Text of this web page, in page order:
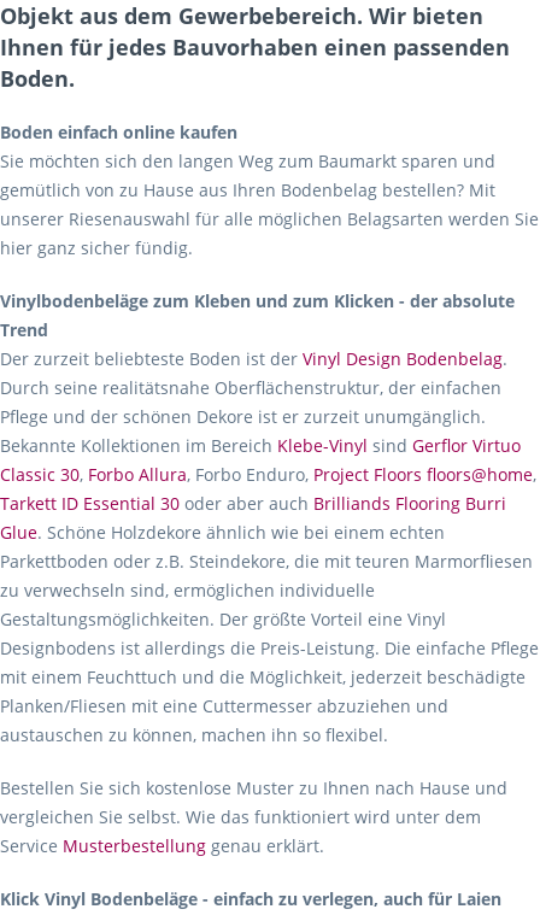
Objekt aus dem Gewerbebereich. Wir bieten
Ihnen für jedes Bauvorhaben einen passenden
Boden.
Boden einfach online kaufen
Sie möchten sich den langen Weg zum Baumarkt sparen und
gemütlich von zu Hause aus Ihren Bodenbelag bestellen? Mit
unserer Riesenauswahl für alle möglichen Belagsarten werden Sie
hier ganz sicher fündig.
Vinylbodenbeläge zum Kleben und zum Klicken - der absolute
Trend
Der zurzeit beliebteste Boden ist der Vinyl Design Bodenbelag.
Durch seine realitätsnahe Oberflächenstruktur, der einfachen
Pflege und der schönen Dekore ist er zurzeit unumgänglich.
Bekannte Kollektionen im Bereich Klebe-Vinyl sind Gerflor Virtuo
Classic 30, Forbo Allura, Forbo Enduro, Project Floors floors@home,
Tarkett ID Essential 30 oder aber auch Brilliands Flooring Burri
Glue. Schöne Holzdekore ähnlich wie bei einem echten
Parkettboden oder z.B. Steindekore, die mit teuren Marmorfliesen
zu verwechseln sind, ermöglichen individuelle
Gestaltungsmöglichkeiten. Der größte Vorteil eine Vinyl
Designbodens ist allerdings die Preis-Leistung. Die einfache Pflege
mit einem Feuchttuch und die Möglichkeit, jederzeit beschädigte
Planken/Fliesen mit eine Cuttermesser abzuziehen und
austauschen zu können, machen ihn so flexibel.
Bestellen Sie sich kostenlose Muster zu Ihnen nach Hause und
vergleichen Sie selbst. Wie das funktioniert wird unter dem
Service Musterbestellung genau erklärt.
Klick Vinyl Bodenbeläge - einfach zu verlegen, auch für Laien